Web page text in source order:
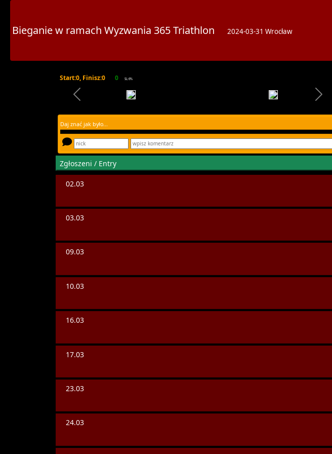
Bieganie w ramach Wyzwania 365 Triathlon 2024-03-31 Wrocław
Start:0, Finisz:0 0 SL:6%
Daj znać jak było...
Zgłoszeni / Entry
02.03
03.03
09.03
10.03
16.03
17.03
23.03
24.03